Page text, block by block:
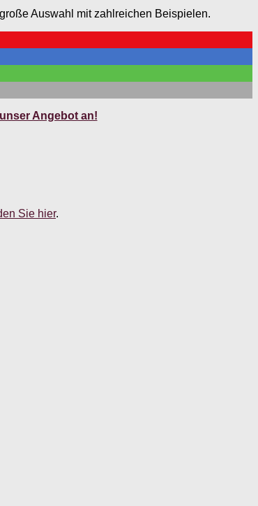
Auswahl mit zahlreichen Beispielen.
Angebot an!
Sie hier.